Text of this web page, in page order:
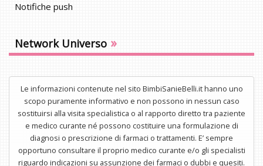
Notifiche push
Network Universo »
Le informazioni contenute nel sito BimbiSanieBelli.it hanno uno
scopo puramente informativo e non possono in nessun caso
sostituirsi alla visita specialistica o al rapporto diretto tra paziente
e medico curante né possono costituire una formulazione di
diagnosi o prescrizione di farmaci o trattamenti. E’ sempre
opportuno consultare il proprio medico curante e/o gli specialisti
riguardo indicazioni su assunzione dei farmaci o dubbi e quesiti.